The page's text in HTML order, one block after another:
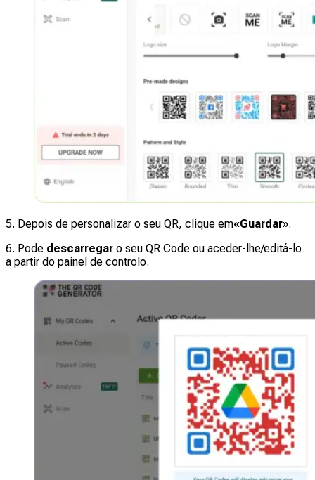
5. Depois de personalizar o seu QR, clique em«Guardar».
6. Pode descarregar o seu QR Code ou aceder-lhe/editá-lo
a partir do painel de controlo.